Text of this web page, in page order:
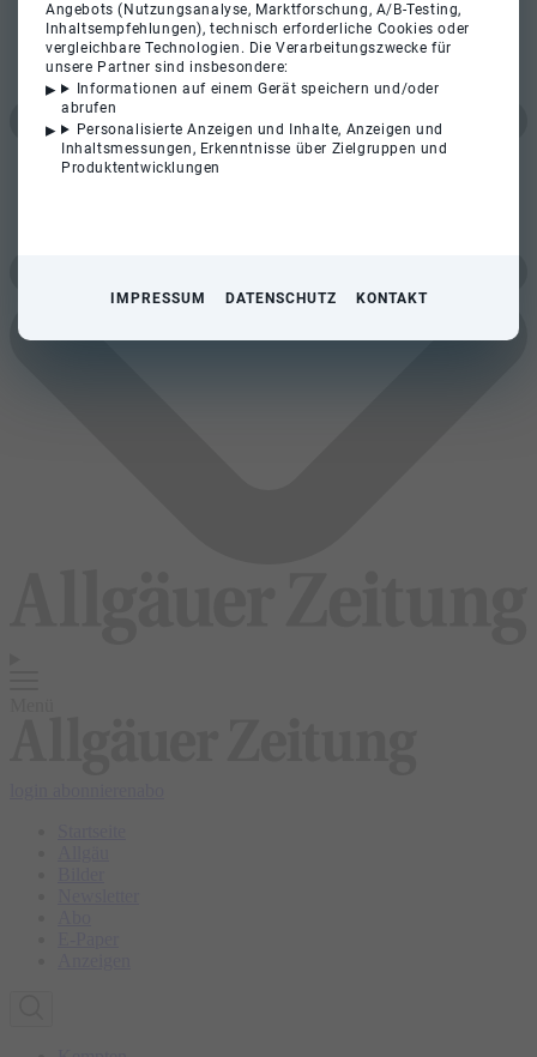
Angebots (Nutzungsanalyse, Marktforschung, A/B-Testing,
Inhaltsempfehlungen), technisch erforderliche Cookies oder
vergleichbare Technologien. Die Verarbeitungszwecke für
unsere Partner sind insbesondere:
Informationen auf einem Gerät speichern und/oder
abrufen
Personalisierte Anzeigen und Inhalte, Anzeigen und
Inhaltsmessungen, Erkenntnisse über Zielgruppen und
Produktentwicklungen
IMPRESSUM DATENSCHUTZ KONTAKT